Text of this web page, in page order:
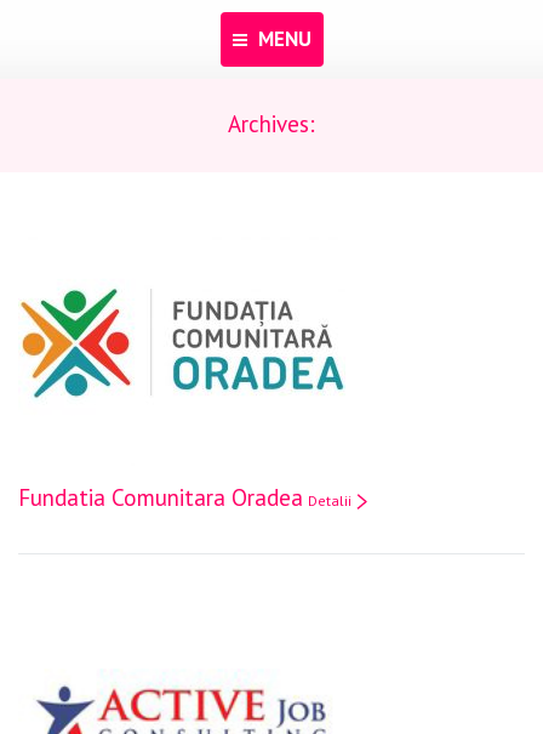
MENU
Evenimente
Materiale educaționale
Archives:
Fundatia Comunitara Oradea Detalii